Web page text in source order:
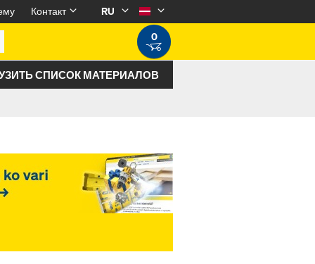
Контакт
RU
0
СПИСОК МАТЕРИАЛОВ